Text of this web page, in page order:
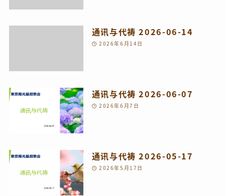
通讯与代祷 2026-06-14
2026年6月14日
通讯与代祷 2026-06-07
2026年6月7日
通讯与代祷 2026-05-17
2026年5月17日